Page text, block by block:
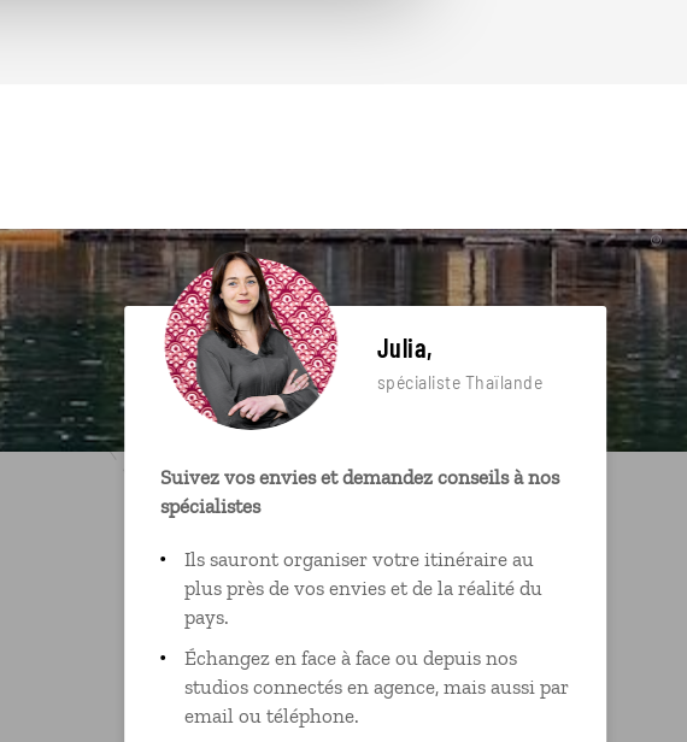
Julia,
spécialiste Thaïlande
Suivez vos envies et demandez conseils à nos
spécialistes
Ils sauront organiser votre itinéraire au
plus près de vos envies et de la réalité du
pays.
Échangez en face à face ou depuis nos
studios connectés en agence, mais aussi par
email ou téléphone.